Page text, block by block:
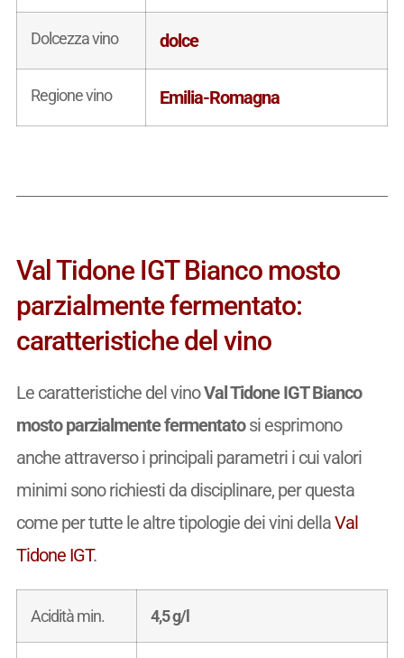
Dolcezza vino dolce
Regione vino Emilia-Romagna
Val Tidone IGT Bianco mosto
parzialmente fermentato:
caratteristiche del vino
Le caratteristiche del vinoVal Tidone IGT Bianco
mosto parzialmente fermentatosi esprimono
anche attraverso i principali parametri i cui valori
minimi sono richiesti da disciplinare, per questa
come per tutte le altre tipologie dei vini dellaVal
Tidone IGT.
Acidità min. 4,5 g/l